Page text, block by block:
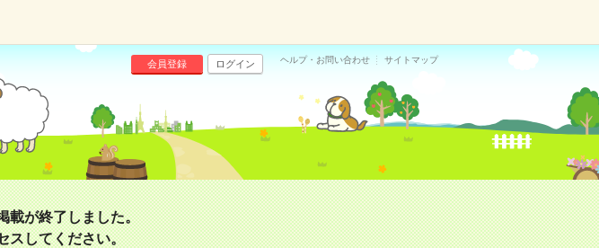
会員登録 ログイン ヘルプ・お問い合わせ サイトマップ
載が終了しました。
スしてください。